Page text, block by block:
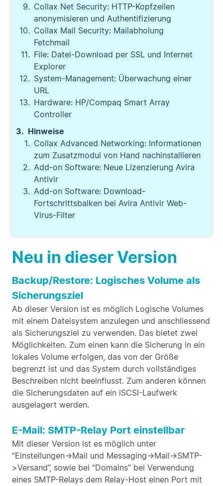
Neu in dieser Version
Backup/Restore: Logisches Volume als
Sicherungsziel
Ab dieser Version ist es möglich Logische Volumes
mit einem Dateisystem anzulegen und anschliessend
als Sicherungsziel zu verwenden. Das bietet zwei
Möglichkeiten. Zum einen kann die Sicherung in ein
lokales Volume erfolgen, das von der Größe
begrenzt ist und das System durch vollständiges
Beschreiben nicht beeinflusst. Zum anderen können
die Sicherungsdaten auf ein iSCSI-Laufwerk
ausgelagert werden.
E-Mail: SMTP-Relay Port einstellbar
Mit dieser Version ist es möglich unter
“Einstellungen->Mail und Messaging->Mail->SMTP-
>Versand”, sowie bei “Domains” bei Verwendung
eines SMTP-Relays dem Relay-Host einen Port mit
Collax Net Security: HTTP-Kopfzeilen
anonymisieren und Authentifizierung
Collax Mail Security: Mailabholung
Fetchmail
File: Datei-Download per SSL und Internet
Explorer
System-Management: Überwachung einer
URL
Hardware: HP/Compaq Smart Array
Controller
Hinweise
Collax Advanced Networking: Informationen
zum Zusatzmodul von Hand nachinstallieren
Add-on Software: Neue Lizenzierung Avira
Antivir
Add-on Software: Download-
Fortschrittsbalken bei Avira Antivir Web-
Virus-Filter